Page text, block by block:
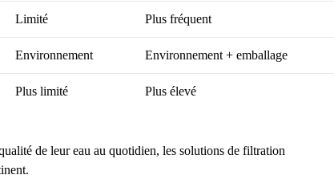
Limité Plus fréquent
Environnement Environnement + emballage
Plus limité Plus élevé
de leur eau au quotidien, les solutions de filtration